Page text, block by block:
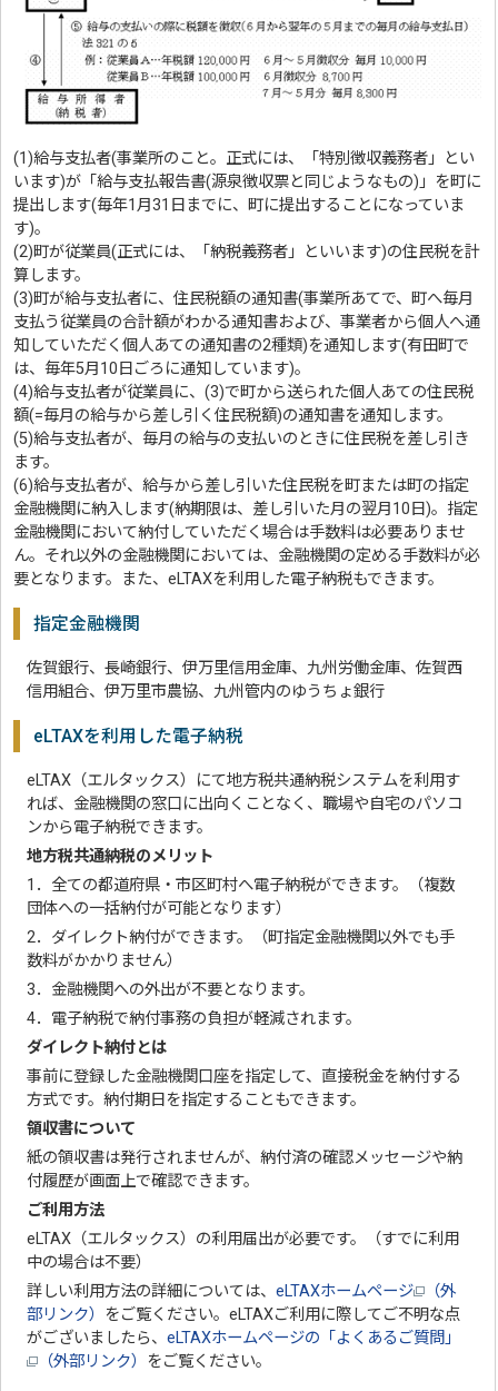
(1)給与支払者(事業所のこと。正式には、「特別徴収義務者」とい
います)が「給与支払報告書(源泉徴収票と同じようなもの)」を町に
提出します(毎年1月31日までに、町に提出することになっていま
す)。
(2)町が従業員(正式には、「納税義務者」といいます)の住民税を計
算します。
(3)町が給与支払者に、住民税額の通知書(事業所あてで、町へ毎月
支払う従業員の合計額がわかる通知書および、事業者から個人へ通
知していただく個人あての通知書の2種類)を通知します(有田町で
は、毎年5月10日ごろに通知しています)。
(4)給与支払者が従業員に、(3)で町から送られた個人あての住民税
額(=毎月の給与から差し引く住民税額)の通知書を通知します。
(5)給与支払者が、毎月の給与の支払いのときに住民税を差し引き
ます。
(6)給与支払者が、給与から差し引いた住民税を町または町の指定
金融機関に納入します(納期限は、差し引いた月の翌月10日)。指定
金融機関において納付していただく場合は手数料は必要ありませ
ん。それ以外の金融機関においては、金融機関の定める手数料が必
要となります。また、eLTAXを利用した電子納税もできます。
指定金融機関
佐賀銀行、長崎銀行、伊万里信用金庫、九州労働金庫、佐賀西
信用組合、伊万里市農協、九州管内のゆうちょ銀行
eLTAXを利用した電子納税
eLTAX（エルタックス）にて地方税共通納税システムを利用す
れば、金融機関の窓口に出向くことなく、職場や自宅のパソコ
ンから電子納税できます。
地方税共通納税のメリット
1．全ての都道府県・市区町村へ電子納税ができます。（複数
団体への一括納付が可能となります）
2．ダイレクト納付ができます。（町指定金融機関以外でも手
数料がかかりません）
3．金融機関への外出が不要となります。
4．電子納税で納付事務の負担が軽減されます。
ダイレクト納付とは
事前に登録した金融機関口座を指定して、直接税金を納付する
方式です。納付期日を指定することもできます。
領収書について
紙の領収書は発行されませんが、納付済の確認メッセージや納
付履歴が画面上で確認できます。
ご利用方法
eLTAX（エルタックス）の利用届出が必要です。（すでに利用
中の場合は不要）
詳しい利用方法の詳細については、eLTAXホームページ
（外
部リンク）
をご覧ください。eLTAXご利用に際してご不明な点
がございましたら、eLTAXホームページの「よくあるご質問」
（外部リンク）
をご覧ください。